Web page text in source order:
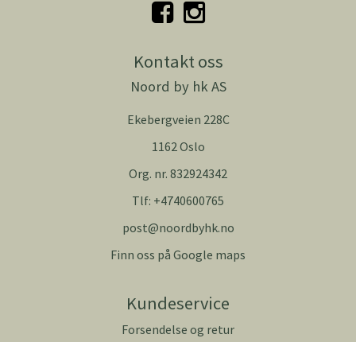
Kontakt oss
Noord by hk AS
Ekebergveien 228C
1162 Oslo
Org. nr. 832924342
Tlf: +4740600765
post@noordbyhk.no
Finn oss på Google maps
Kundeservice
Forsendelse og retur